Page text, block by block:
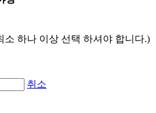
소 하나 이상 선택 하셔야 합니다.)
취소